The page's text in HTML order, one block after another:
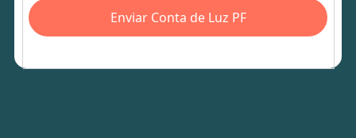
Enviar Conta de Luz PF